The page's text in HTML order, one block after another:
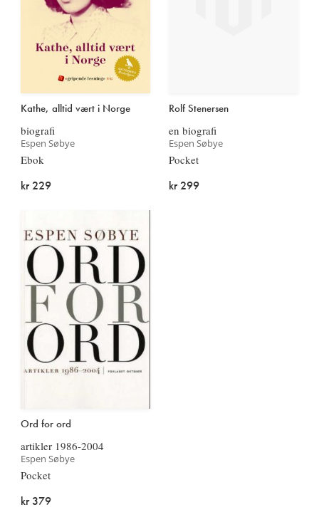
Kathe, alltid vært i Norge
biografi
Espen Søbye
Ebok
kr 229
Rolf Stenersen
en biografi
Espen Søbye
Pocket
kr 299
Ord for ord
artikler 1986-2004
Espen Søbye
Pocket
kr 379